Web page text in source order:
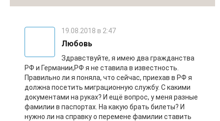
19.08.2018 в 2:47
Любовь
Здравствуйте, я имею два гражданства
РФ и Германии,РФ я не ставила в известность.
Правильно ли я поняла, что сейчас, приехав в РФ я
должна посетить миграционную службу. С какими
документами на руках? И ещё вопрос, у меня разные
фамилии в паспортах. На какую брать билеты? И
нужно ли на справку о перемене фамилии ставить